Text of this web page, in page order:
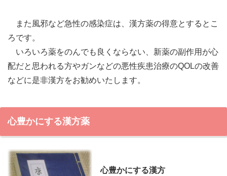
また風邪など急性の感染症は、漢方薬の得意とするとこ
ろです。
いろいろ薬をのんでも良くならない、新薬の副作用が心
配だと思われる方やガンなどの悪性疾患治療のQOLの改善
などに是非漢方をお勧めいたします。
心豊かにする漢方薬
心豊かにする漢方